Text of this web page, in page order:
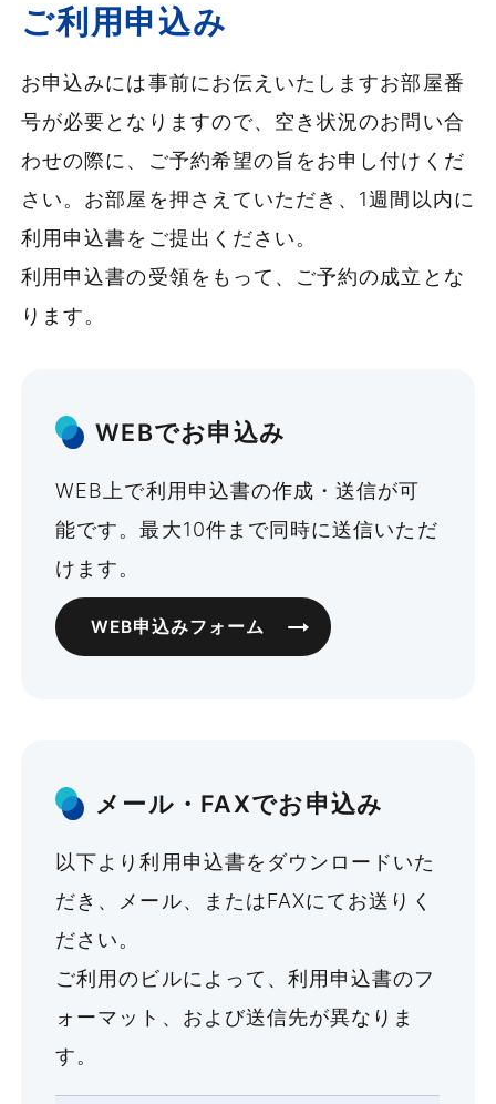
ご利用申込み
お申込みには事前にお伝えいたしますお部屋番
号が必要となりますので、空き状況のお問い合
わせの際に、ご予約希望の旨をお申し付けくだ
さい。お部屋を押さえていただき、1週間以内に
利用申込書をご提出ください。
利用申込書の受領をもって、ご予約の成立とな
ります。
WEBでお申込み
WEB上で利用申込書の作成・送信が可
能です。最大10件まで同時に送信いただ
けます。
WEB申込みフォーム
メール・FAXでお申込み
以下より利用申込書をダウンロードいた
だき、メール、またはFAXにてお送りく
ださい。
ご利用のビルによって、利用申込書のフ
ォーマット、および送信先が異なりま
す。